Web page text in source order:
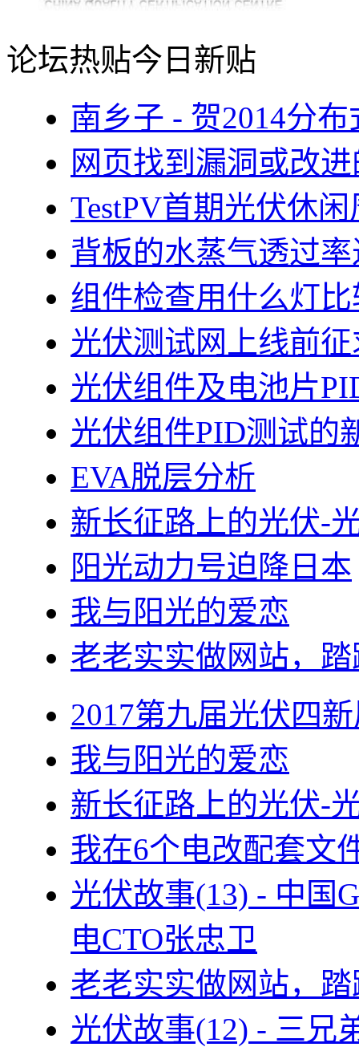
论坛热贴今日新贴
南乡子 - 贺2014分
网页找到漏洞或改
TestPV首期光伏休
背板的水蒸气透过
组件检查用什么灯
光伏测试网上线前
光伏组件及电池片
光伏组件PID测试的
EVA脱层分析
新长征路上的光伏-
阳光动力号迫降日本
我与阳光的爱恋
老老实实做网站，
2017第九届光伏四
我与阳光的爱恋
新长征路上的光伏-
我在6个电改配套文
光伏故事(13) - 中国
电CTO张忠卫
老老实实做网站，
光伏故事(12) - 三兄